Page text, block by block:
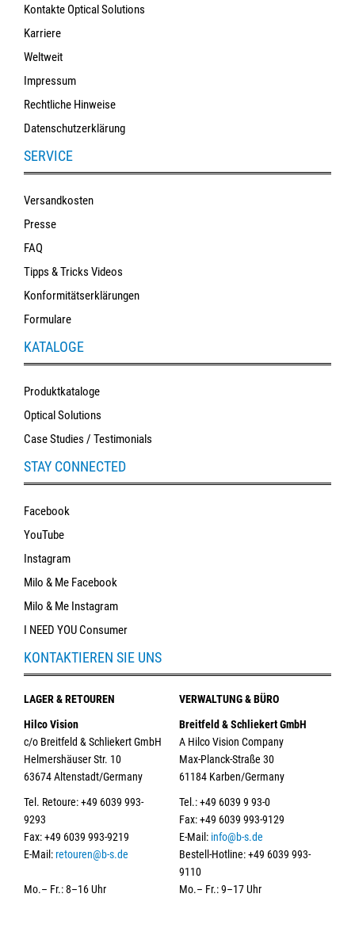
Kontakte Optical Solutions
Karriere
Weltweit
Impressum
Rechtliche Hinweise
Datenschutzerklärung
SERVICE
Versandkosten
Presse
FAQ
Tipps & Tricks Videos
Konformitätserklärungen
Formulare
KATALOGE
Produktkataloge
Optical Solutions
Case Studies / Testimonials
STAY CONNECTED
Facebook
YouTube
Instagram
Milo & Me Facebook
Milo & Me Instagram
I NEED YOU Consumer
KONTAKTIEREN SIE UNS
LAGER & RETOUREN
Hilco Vision
c/o Breitfeld & Schliekert GmbH
Helmershäuser Str. 10
63674 Altenstadt/Germany
Tel. Retoure: +49 6039 993-
9293
Fax: +49 6039 993-9219
E-Mail:retouren@b-s.de
Mo.– Fr.: 8–16 Uhr
VERWALTUNG & BÜRO
Breitfeld & Schliekert GmbH
A Hilco Vision Company
Max-Planck-Straße 30
61184 Karben/Germany
Tel.: +49 6039 9 93-0
Fax: +49 6039 993-9129
E-Mail: info@b-s.de
Bestell-Hotline: +49 6039 993-
9110
Mo.– Fr.: 9–17 Uhr